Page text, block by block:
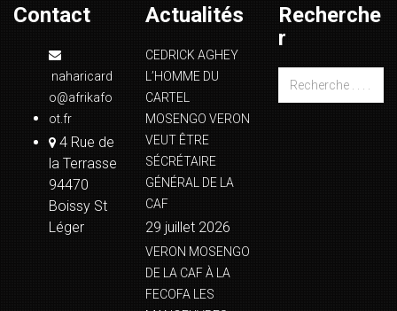
Contact
naharicard
o@afrikafo
ot.fr
4 Rue de
la Terrasse
94470
Boissy St
Léger
Actualités
CEDRICK AGHEY
L’HOMME DU
CARTEL
MOSENGO VERON
VEUT ÊTRE
SÉCRÉTAIRE
GÉNÉRAL DE LA
CAF
29 juillet 2026
VERON MOSENGO
DE LA CAF À LA
FECOFA LES
Recherche
r